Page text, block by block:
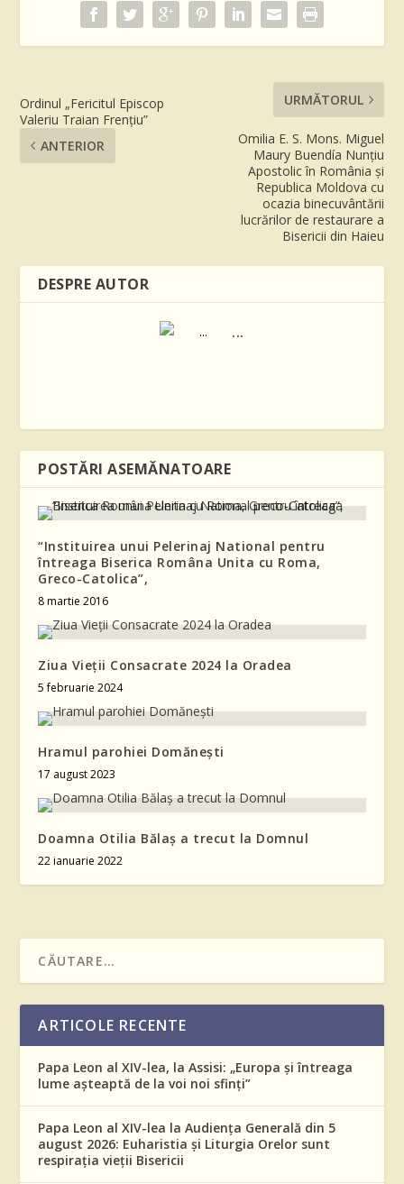
Ordinul „Fericitul Episcop
Valeriu Traian Frențiu”
ANTERIOR
URMĂTORUL
Omilia E. S. Mons. Miguel
Maury Buendía Nunțiu
Apostolic în România și
Republica Moldova cu
ocazia binecuvântării
lucrărilor de restaurare a
Bisericii din Haieu
DESPRE AUTOR
...
POSTĂRI ASEMĂNATOARE
“Instituirea unui Pelerinaj National pentru
întreaga Biserica Româna Unita cu Roma,
Greco-Catolica”,
8 martie 2016
Ziua Vieții Consacrate 2024 la Oradea
5 februarie 2024
Hramul parohiei Domănești
17 august 2023
Doamna Otilia Bălaș a trecut la Domnul
22 ianuarie 2022
ARTICOLE RECENTE
Papa Leon al XIV-lea, la Assisi: „Europa și întreaga
lume așteaptă de la voi noi sfinți”
Papa Leon al XIV-lea la Audiența Generală din 5
august 2026: Euharistia și Liturgia Orelor sunt
respirația vieții Bisericii